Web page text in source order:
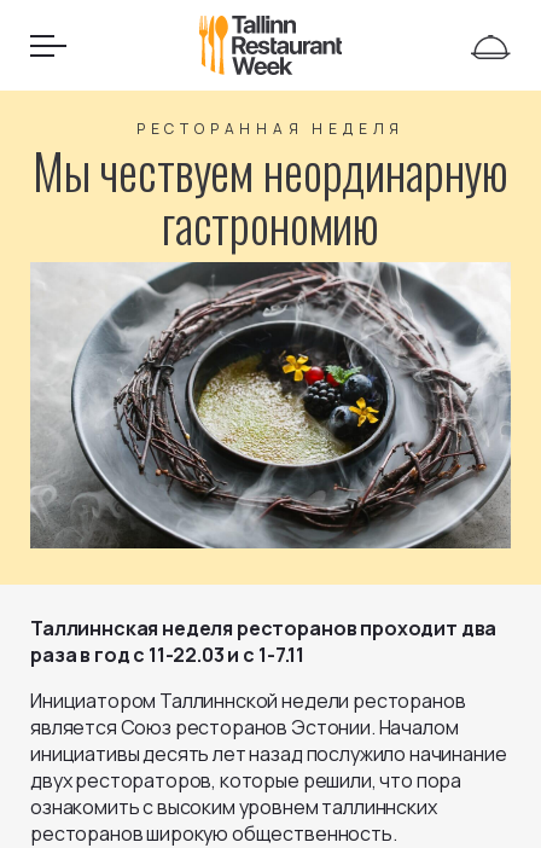
РЕСТОРАННАЯ НЕДЕЛЯ
Мы чествуем неординарную
гастрономию
Таллиннская неделя ресторанов проходит два
раза в год с 11-22.03 и с 1-7.11
Инициатором Таллиннской недели ресторанов
является Союз ресторанов Эстонии. Началом
инициативы десять лет назад послужило начинание
двух рестораторов, которые решили, что пора
ознакомить с высоким уровнем таллиннских
ресторанов широкую общественность.